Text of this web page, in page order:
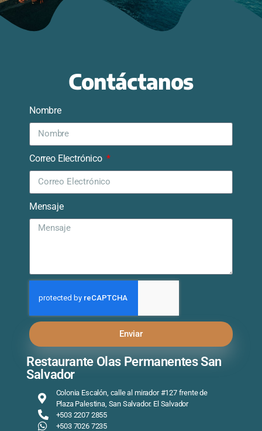
Contáctanos
Nombre
Correo Electrónico
Mensaje
Enviar
Restaurante Olas Permanentes San
Salvador
Colonia Escalón, calle al mirador #127 frente de
Plaza Palestina, San Salvador. El Salvador
+503 2207 2855
+503 7026 7235